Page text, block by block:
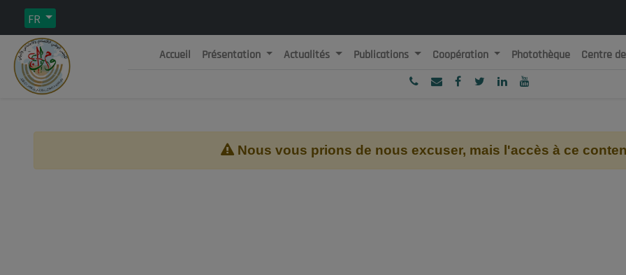
FR
République Algérienne Démocratique et Populaire
Accueil Présentation Actualités Publications Coopération Photothèque Centre
Nous vous prions de nous excuser, mais l'accès à ce